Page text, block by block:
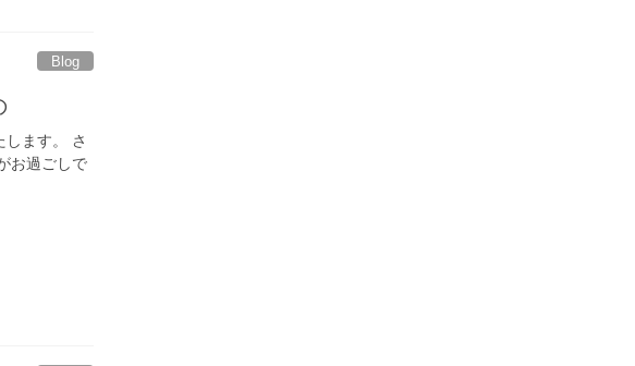
Blog
ます。 さ
お過ごしで